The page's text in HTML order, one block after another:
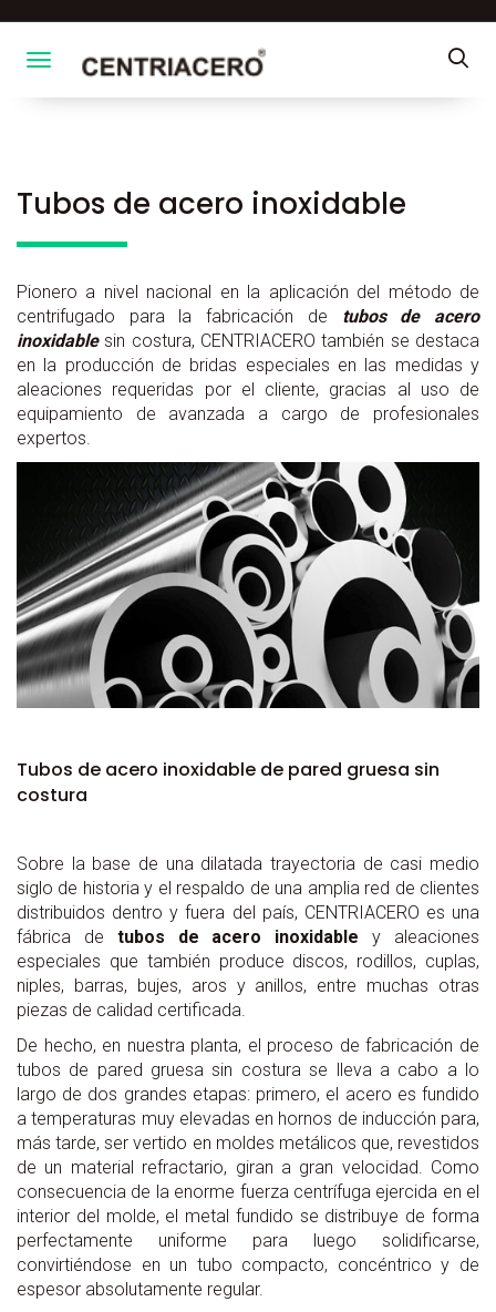
Toggle navigation
Tubos de acero inoxidable
Pionero a nivel nacional en la aplicación del método de
centrifugado para la fabricación de tubos de acero
inoxidablesin costura, CENTRIACERO también se destaca
en la producción de bridas especiales en las medidas y
aleaciones requeridas por el cliente, gracias al uso de
equipamiento de avanzada a cargo de profesionales
expertos.
Tubos de acero inoxidable de pared gruesa sin
costura
Sobre la base de una dilatada trayectoria de casi medio
siglo de historia y el respaldo de una amplia red de clientes
distribuidos dentro y fuera del país, CENTRIACERO es una
fábrica de tubos de acero inoxidable y aleaciones
especiales que también produce discos, rodillos, cuplas,
niples, barras, bujes, aros y anillos, entre muchas otras
piezas de calidad certificada.
De hecho, en nuestra planta, el proceso de fabricación de
tubos de pared gruesa sin costura se lleva a cabo a lo
largo de dos grandes etapas: primero, el acero es fundido
a temperaturas muy elevadas en hornos de inducción para,
más tarde, ser vertido en moldes metálicos que, revestidos
de un material refractario, giran a gran velocidad. Como
consecuencia de la enorme fuerza centrífuga ejercida en el
interior del molde, el metal fundido se distribuye de forma
perfectamente uniforme para luego solidificarse,
convirtiéndose en un tubo compacto, concéntrico y de
espesor absolutamente regular.